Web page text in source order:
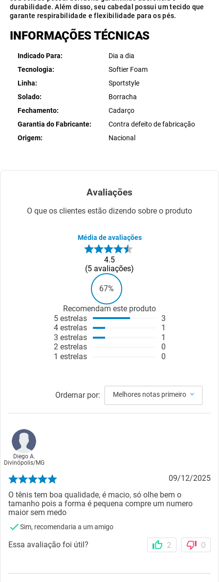
durabilidade. Além disso, seu cabedal possui um tecido que
garante respirabilidade e flexibilidade para os pés.
INFORMAÇÕES TÉCNICAS
Indicado Para
Dia a dia
Tecnologia
Softier Foam
Linha
Sportstyle
Solado
Borracha
Fechamento
Cadarço
Garantia do Fabricante
Contra defeito de fabricação
Origem
Nacional
Avaliações
O que os clientes estão dizendo sobre o produto
Média de avaliações
4.5
5 avaliações
67%
Recomendam este produto
5 estrelas
4 estrelas
3 estrelas
2 estrelas
1 estrelas
3
1
1
0
0
Ordernar por: Melhores notas primeiro
Diego A.
Divinópolis/MG
09/12/2025
O tênis tem boa qualidade, é macio, só olhe bem o
tamanho pois a forma é pequena compre um numero
maior sem medo
Sim, recomendaria a um amigo
Essa avaliação foi útil? 2 0